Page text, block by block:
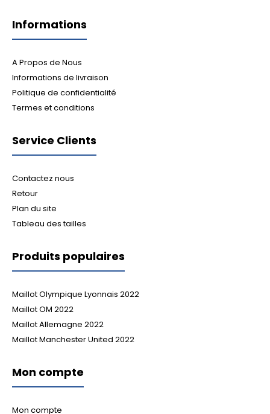
Informations
A Propos de Nous
Informations de livraison
Politique de confidentialité
Termes et conditions
Service Clients
Contactez nous
Retour
Plan du site
Tableau des tailles
Produits populaires
Maillot Olympique Lyonnais 2022
Maillot OM 2022
Maillot Allemagne 2022
Maillot Manchester United 2022
Mon compte
Mon compte